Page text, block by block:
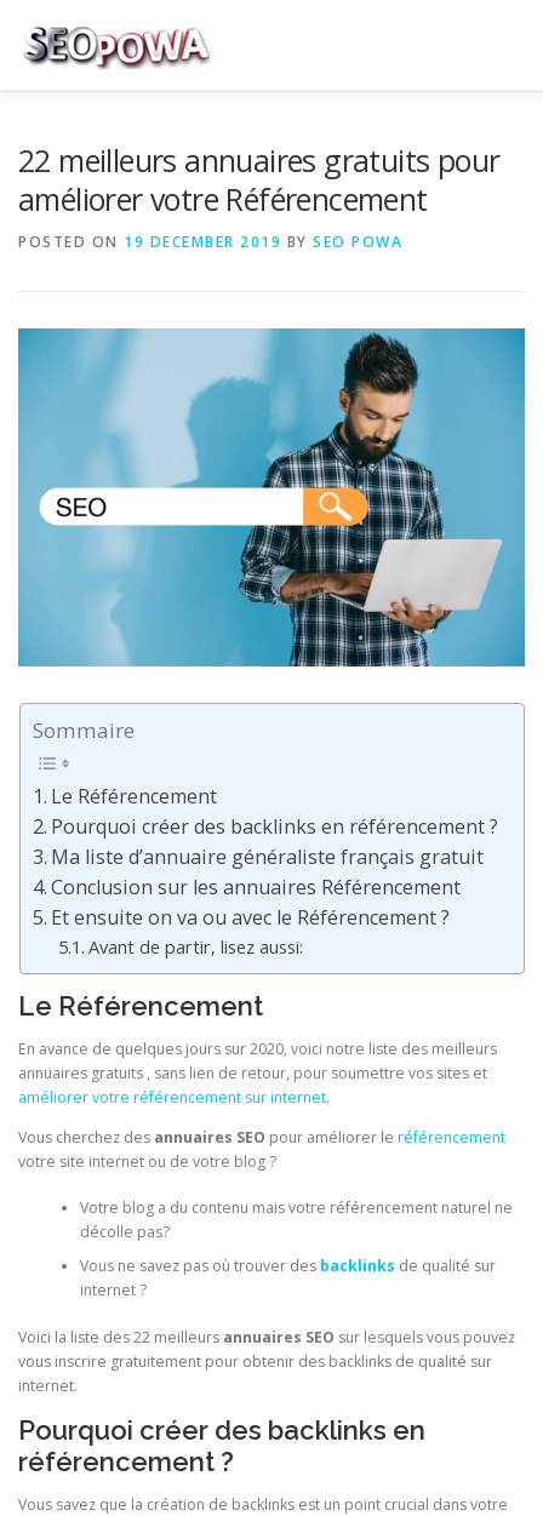
22 meilleurs annuaires gratuits pour
améliorer votre Référencement
POSTED ON 19 DECEMBER 2019 BY SEO POWA
Sommaire
Le Référencement
Pourquoi créer des backlinks en référencement ?
Ma liste d’annuaire généraliste français gratuit
Conclusion sur les annuaires Référencement
Et ensuite on va ou avec le Référencement ?
Avant de partir, lisez aussi:
Le Référencement
En avance de quelques jours sur 2020, voici notre liste des meilleurs
annuaires gratuits , sans lien de retour, pour soumettre vos sites et
améliorer votre référencement sur internet.
Vous cherchez des annuaires SEO pour améliorer le référencement
votre site internet ou de votre blog ?
Votre blog a du contenu mais votre référencement naturel ne
décolle pas?
Vous ne savez pas où trouver des backlinks de qualité sur
internet ?
Voici la liste des 22 meilleurs annuaires SEO sur lesquels vous pouvez
vous inscrire gratuitement pour obtenir des backlinks de qualité sur
internet.
Pourquoi créer des backlinks en
référencement ?
Vous savez que la création de backlinks est un point crucial dans votre